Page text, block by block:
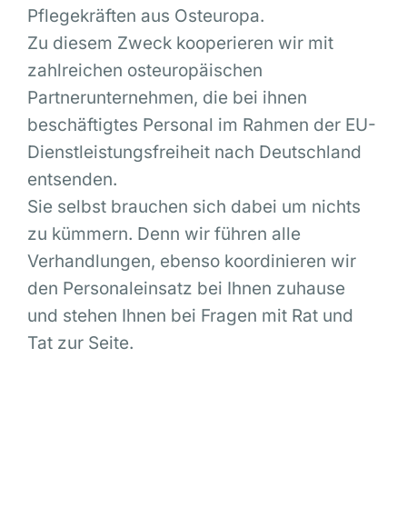
Pflegekräften aus Osteuropa.
Zu diesem Zweck kooperieren wir mit
zahlreichen osteuropäischen
Partnerunternehmen, die bei ihnen
beschäftigtes Personal im Rahmen der EU-
Dienstleistungsfreiheit nach Deutschland
entsenden.
Sie selbst brauchen sich dabei um nichts
zu kümmern. Denn wir führen alle
Verhandlungen, ebenso koordinieren wir
den Personaleinsatz bei Ihnen zuhause
und stehen Ihnen bei Fragen mit Rat und
Tat zur Seite.